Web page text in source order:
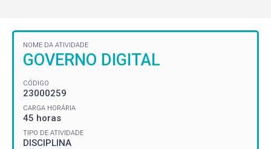
NOME DA ATIVIDADE
GOVERNO DIGITAL
CÓDIGO
23000259
CARGA HORÁRIA
45 horas
TIPO DE ATIVIDADE
DISCIPLINA